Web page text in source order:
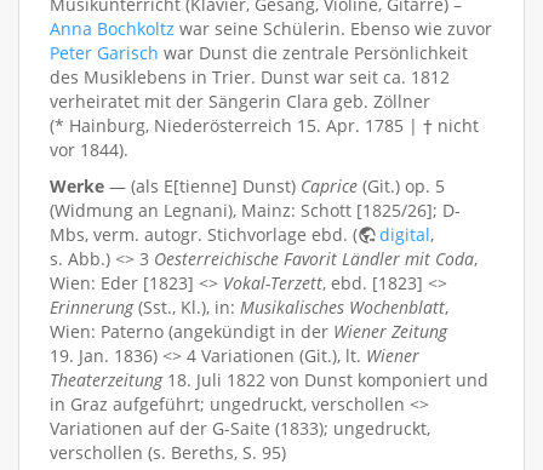
Anna Bochkoltz war seine Schülerin. Ebenso wie zuvor
Peter Garisch war Dunst die zentrale Persönlichkeit
des Musiklebens in Trier. Dunst war seit ca. 1812
verheiratet mit der Sängerin Clara geb. Zöllner
(* Hainburg, Niederösterreich 15. Apr. 1785 | † nicht
vor 1844).
Werke — (als E[tienne] Dunst) Caprice (Git.) op. 5
(Widmung an Legnani), Mainz: Schott [1825/26]; D-
Mbs, verm. autogr. Stichvorlage ebd. (
digital,
s. Abb.) <> 3 Oesterreichische Favorit Ländler mit Coda,
Wien: Eder [1823] <> Vokal-Terzett, ebd. [1823] <>
Erinnerung(Sst., Kl.), in: Musikalisches Wochenblatt,
Wien: Paterno (angekündigt in der Wiener Zeitung
19. Jan. 1836) <> 4 Variationen (Git.), lt. Wiener
Theaterzeitung18. Juli 1822 von Dunst komponiert und
in Graz aufgeführt; ungedruckt, verschollen <>
Variationen auf der G-Saite (1833); ungedruckt,
verschollen (s. Bereths, S. 95)